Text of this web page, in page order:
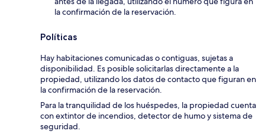
la confirmación de la reservación.
Políticas
Hay habitaciones comunicadas o contiguas, sujetas a
disponibilidad. Es posible solicitarlas directamente a la
propiedad, utilizando los datos de contacto que figuran en
la confirmación de la reservación.
Para la tranquilidad de los huéspedes, la propiedad cuenta
con extintor de incendios, detector de humo y sistema de
seguridad.